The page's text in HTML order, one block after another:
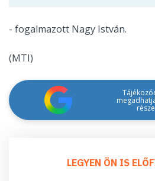
- fogalmazott Nagy István.
(MTI)
LEGYEN ÖN IS